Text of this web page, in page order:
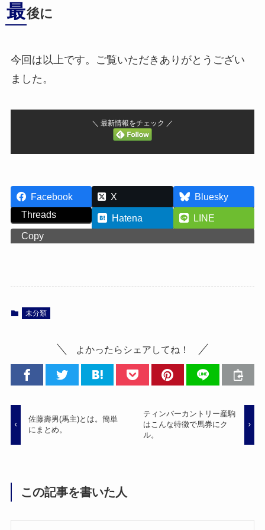
最後に
今回は以上です。ご覧いただきありがとうござい
ました。
＼ 最新情報をチェック ／
Facebook X
Bluesky
Threads
Hatena
LINE
Copy
未分類
よかったらシェアしてね！
佐藤壽男(馬主)とは。簡単
にまとめ。
ティンバーカントリー産駒
はこんな特徴で馬券にク
ル。
この記事を書いた人